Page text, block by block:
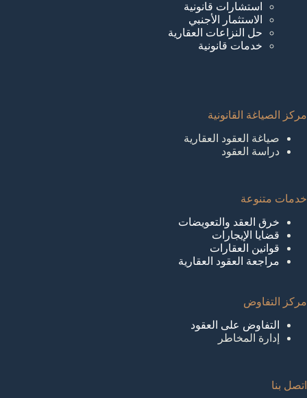
استشارات قانونية
الاستثمار الأجنبي
حل النزاعات العقارية
خدمات قانونية
مركز الصياغة القانونية
صياغة العقود العقارية
دراسة العقود
خدمات متنوعة
خرق العقد والتعويضات
قضايا الإيجارات
قوانين العقارات
مراجعة العقود العقارية
مركز التفاوض
التفاوض على العقود
إدارة المخاطر
اتصل بنا